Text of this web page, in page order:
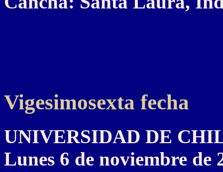
Vigesimosexta fecha
UNIVERSIDAD DE
Lunes 6 de noviembre de